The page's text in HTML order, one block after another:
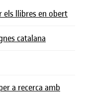
els llibres en obert
catalana
a recerca amb